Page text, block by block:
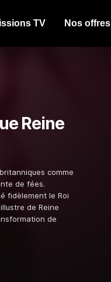
TV Nos offres
Reine
comme
de fées.
fidèlement le Roi
de Reine
de